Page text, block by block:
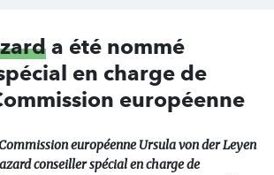
l'engagement
a été nommé
en charge de
européenne
européenne Ursula von der Leyen
conseiller spécial en charge de